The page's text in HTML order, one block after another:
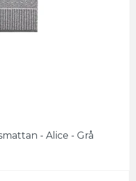
- Alice - Grå